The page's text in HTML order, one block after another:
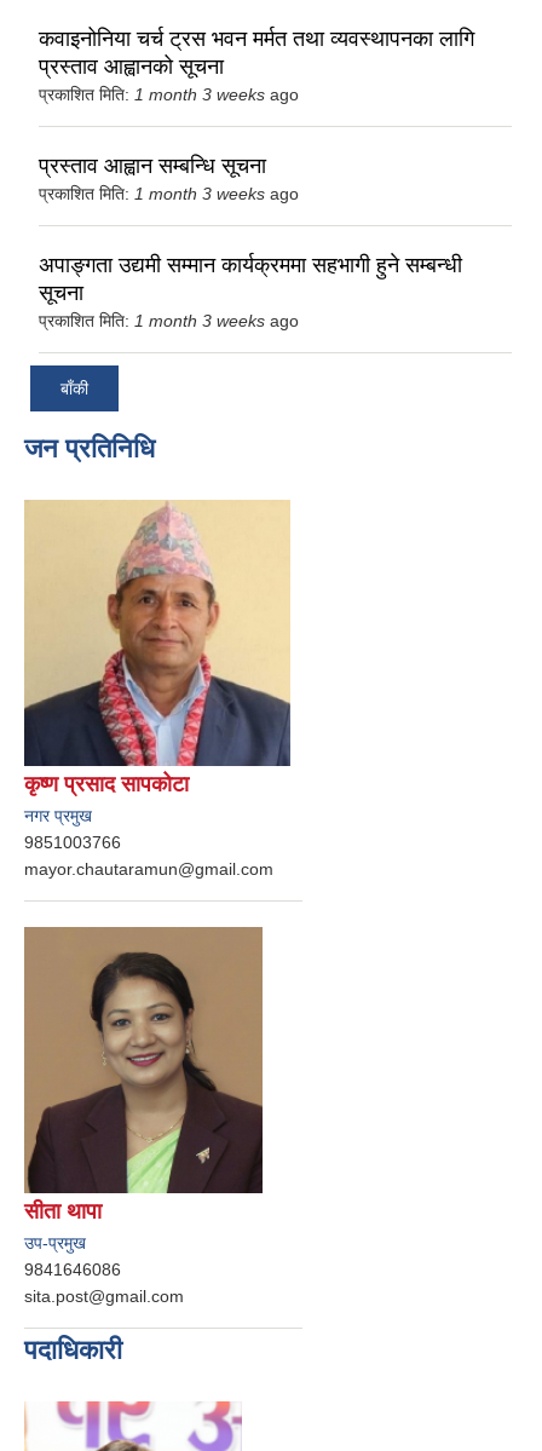
कवाइनोनिया चर्च ट्रस भवन मर्मत तथा व्यवस्थापनका लागि
प्रस्ताव आह्वानको सूचना
प्रकाशित मिति: 1 month 3 weeks ago
प्रस्ताव आह्वान सम्बन्धि सूचना
प्रकाशित मिति: 1 month 3 weeks ago
अपाङ्गता उद्यमी सम्मान कार्यक्रममा सहभागी हुने सम्बन्धी
सूचना
प्रकाशित मिति: 1 month 3 weeks ago
बाँकी
जन प्रतिनिधि
कृष्ण प्रसाद सापकोटा
नगर प्रमुख
9851003766
mayor.chautaramun@gmail.com
सीता थापा
उप-प्रमुख
9841646086
sita.post@gmail.com
पदाधिकारी